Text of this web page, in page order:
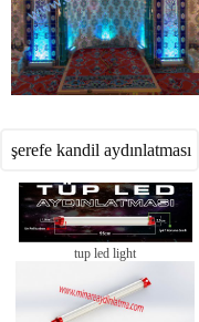
şerefe kandil aydınlatması
tup led light